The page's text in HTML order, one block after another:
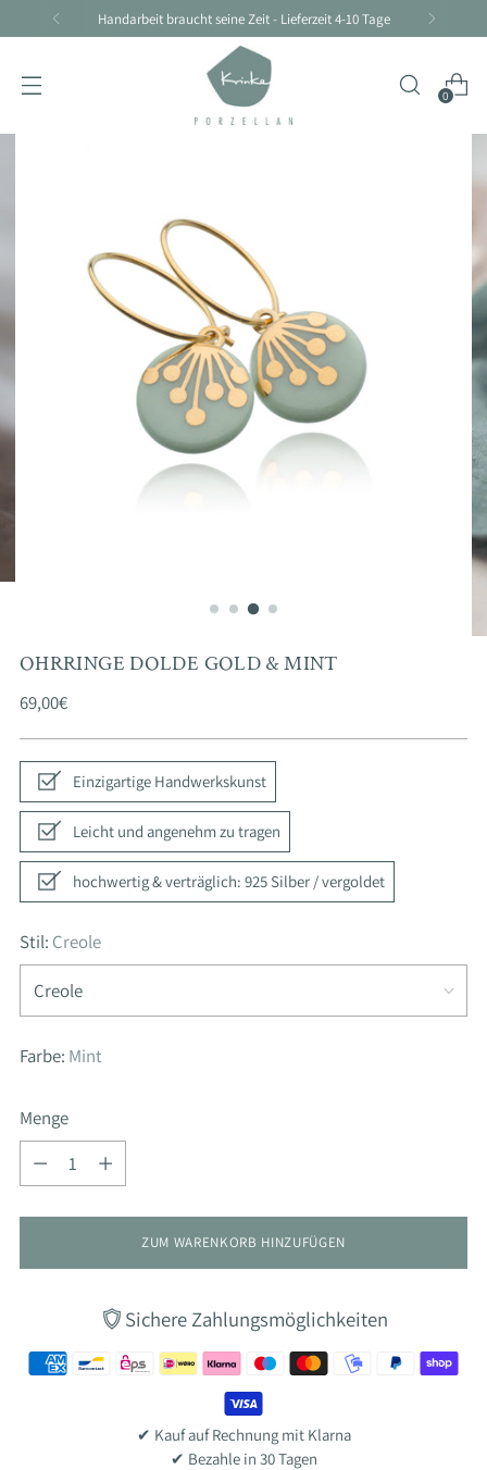
Handarbeit braucht seine Zeit - Lieferzeit 4-10 Tage
0
OHRRINGE DOLDE GOLD & MINT
Regulärer
69,00€
Einzigartige Handwerkskunst
Leicht und angenehm zu tragen
hochwertig & verträglich: 925 Silber / vergoldet
Stil: Creole
Farbe: Mint
Menge
ZUM WARENKORB HINZUFÜGEN
Sichere Zahlungsmöglichkeiten
✔ Kauf auf Rechnung mit Klarna
✔ Bezahle in 30 Tagen